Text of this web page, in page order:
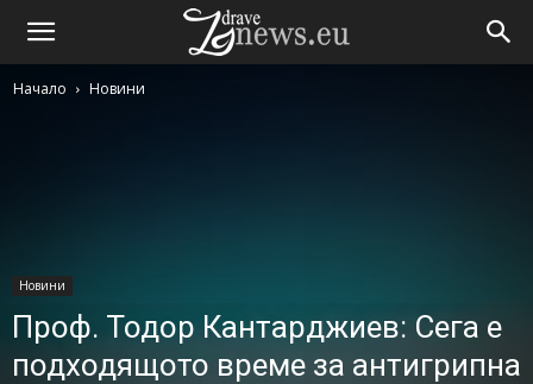
Начало Новини
Новини
Проф. Тодор Кантарджиев: Сега е
подходящото време за антигрипна